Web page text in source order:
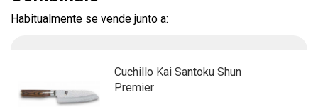
Habitualmente se vende junto a:
Cuchillo Kai Santoku Shun
Premier